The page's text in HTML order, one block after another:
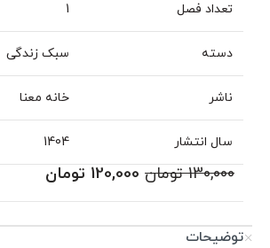
تعداد فصل 1
دسته سبک زندگی
ناشر خانه معنا
سال انتشار 1404
130,000 تومان 120,000 تومان
توضیحات